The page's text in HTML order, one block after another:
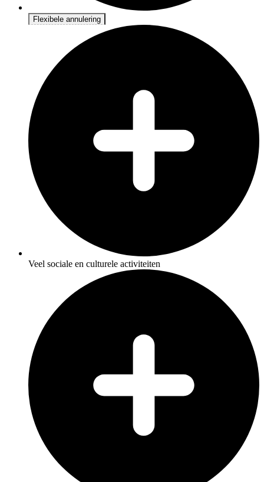
Flexibele annulering
Veel sociale en culturele activiteiten